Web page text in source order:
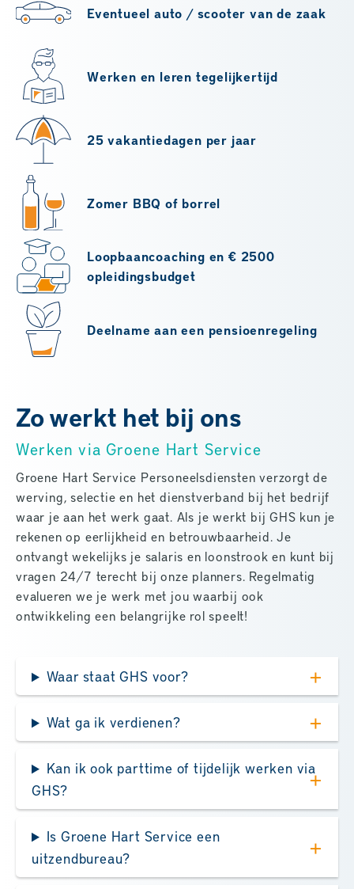
Eventueel auto / scooter van de zaak
Werken en leren tegelijkertijd
25 vakantiedagen per jaar
Zomer BBQ of borrel
Loopbaancoaching en € 2500
opleidingsbudget
Deelname aan een pensioenregeling
Zo werkt het bij ons
Werken via Groene Hart Service
Groene Hart Service Personeelsdiensten verzorgt de
werving, selectie en het dienstverband bij het bedrijf
waar je aan het werk gaat. Als je werkt bij GHS kun je
rekenen op eerlijkheid en betrouwbaarheid. Je
ontvangt wekelijks je salaris en loonstrook en kunt bij
vragen 24/7 terecht bij onze planners. Regelmatig
evalueren we je werk met jou waarbij ook
ontwikkeling een belangrijke rol speelt!
Waar staat GHS voor?
Wat ga ik verdienen?
Kan ik ook parttime of tijdelijk werken via
GHS?
Is Groene Hart Service een
uitzendbureau?